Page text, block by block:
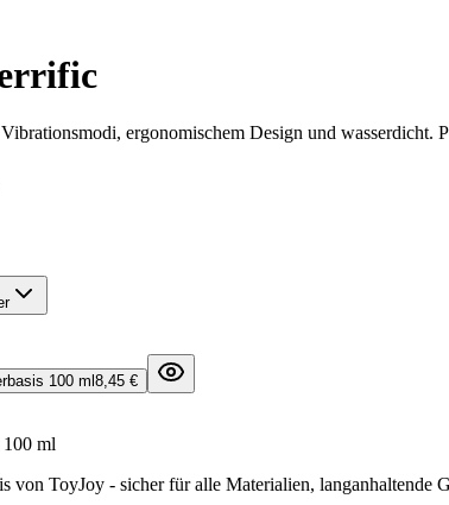
ergonomischem Design und wasserdicht.
100 ml 8,45 €
ml
von ToyJoy - sicher für alle Materialien, langanhaltende